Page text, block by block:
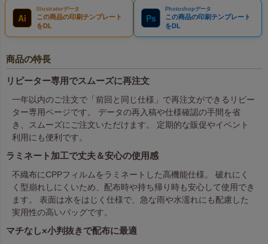
Ai
Illustratorデータ
この商品の印刷テンプレート
をDL
Ps
Photoshopデータ
この商品の印刷テンプレート
をDL
商品の特長
リピーター専用でスムーズに再注文
一年以内のご注文で「前回と同じ仕様」で再注文ができるリピー
ター専用ページです。 データの再入稿や仕様確認の手間を省
き、スムーズにご注文いただけます。 定期的な販促やイベント
利用にも便利です。
ラミネート加工で丈夫＆安心の使用感
不織布にCPPフィルムをラミネートした高機能仕様。 破れにく
く型崩れしにくいため、配布時や持ち帰り時も安心して使用でき
ます。 表面は水をはじく仕様で、急な雨や水濡れにも配慮した
実用性の高いバッグです。
マチなし×小判抜きで配布に最適